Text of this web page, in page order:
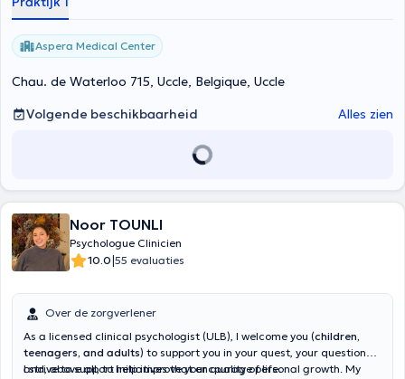
Aspera Medical Center
Chau. de Waterloo 715, Uccle, Belgique, Uccle
Volgende beschikbaarheid
Alles zien
Noor TOUNLI
Psychologue Clinicien
10.0|55 evaluaties
Over de zorgverlener
As a licensed clinical psychologist (ULB), I welcome you (children,
teenagers, and adults) to support you in your quest, your questions,
and, above all, to help improve your quality of life.
I strive to support initiatives that encourage personal growth. My